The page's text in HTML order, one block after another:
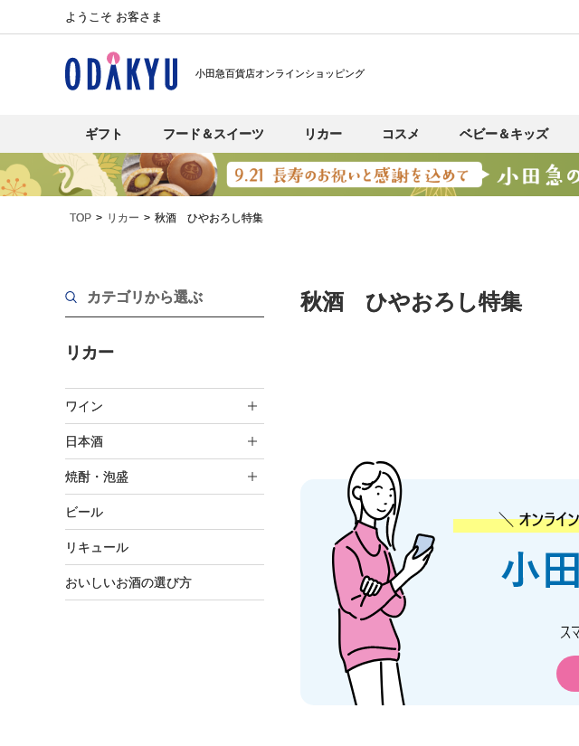
ようこそ お客さま
小田急百貨店オンラインショッピング
ギフト フード＆スイーツ リカー コスメ ベビー＆キッズ
TOP リカー 秋酒 ひやおろし特集
カテゴリから選ぶ
リカー
ワイン
日本酒
焼酎・泡盛
ビール
リキュール
おいしいお酒の選び方
秋酒 ひやおろし特集